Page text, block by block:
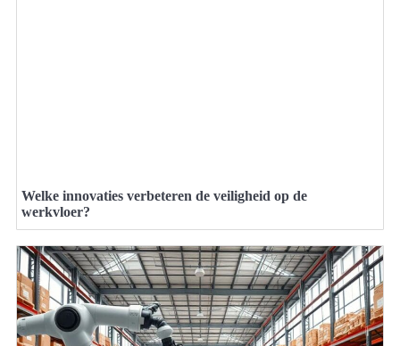
Welke innovaties verbeteren de veiligheid op de
werkvloer?